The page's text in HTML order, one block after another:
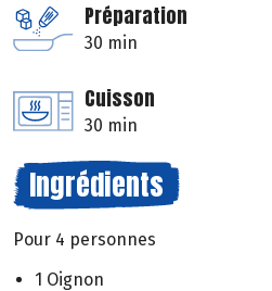
Préparation
30 min
Cuisson
30 min
Ingrédients
Pour 4 personnes
1 Oignon